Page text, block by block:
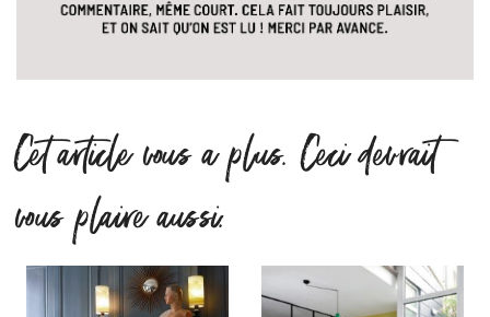
Cet article vous a plus. Ceci devrait
vous plaire aussi.